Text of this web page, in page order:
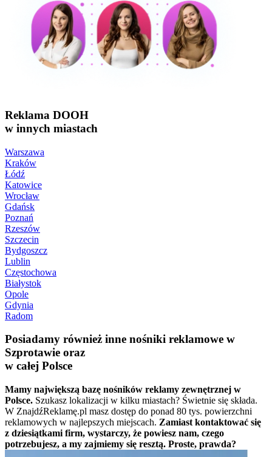
Reklama DOOH
w innych miastach
Warszawa
Kraków
Łódź
Katowice
Wrocław
Gdańsk
Poznań
Rzeszów
Szczecin
Bydgoszcz
Lublin
Częstochowa
Białystok
Opole
Gdynia
Radom
Posiadamy również inne nośniki reklamowe w
Szprotawie oraz
w całej Polsce
Mamy największą bazę nośników reklamy zewnętrznej w
Polsce. Szukasz lokalizacji w kilku miastach? Świetnie się składa.
W ZnajdźReklamę.pl masz dostęp do ponad 80 tys. powierzchni
reklamowych w najlepszych miejscach. Zamiast kontaktować się
z dziesiątkami firm, wystarczy, że powiesz nam, czego
potrzebujesz, a my zajmiemy się resztą. Proste, prawda?